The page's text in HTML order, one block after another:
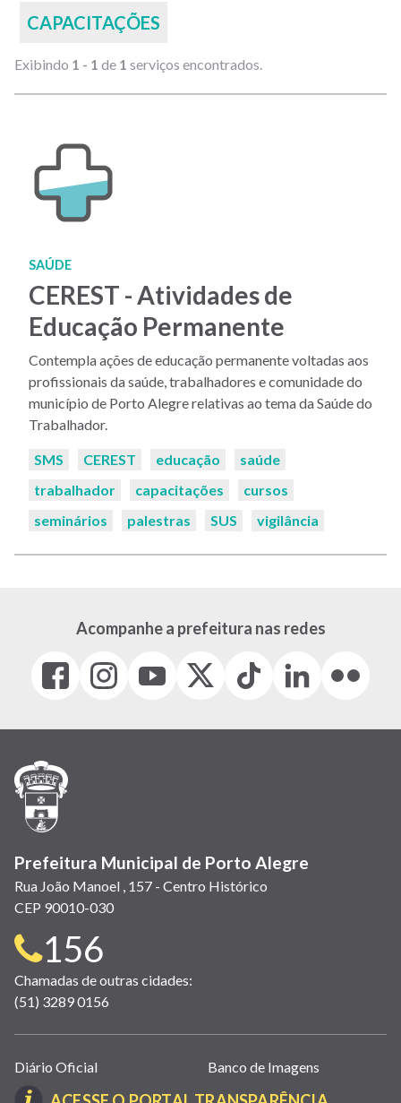
CAPACITAÇÕES
Exibindo 1 - 1 de 1 serviços encontrados.
SAÚDE
CEREST - Atividades de
Educação Permanente
Contempla ações de educação permanente voltadas aos
profissionais da saúde, trabalhadores e comunidade do
município de Porto Alegre relativas ao tema da Saúde do
Trabalhador.
Palavras-
SMS CEREST educação
saúde
trabalhador
capacitações
cursos
seminários
palestras SUS vigilância
Acompanhe a prefeitura nas redes
Facebook
(link
em
janela)
Instagram
(link
em
(link
em
(Antigo
(link
Tiktok
(link
em
LinkedIn
(link
em
(link
em
Prefeitura Municipal de Porto Alegre
Rua João Manoel , 157 - Centro Histórico
CEP 90010-030
Telefone
para
contato:
156
Chamadas de outras cidades:
(51) 3289 0156
Links
úteis
Diário Oficial Banco de Imagens